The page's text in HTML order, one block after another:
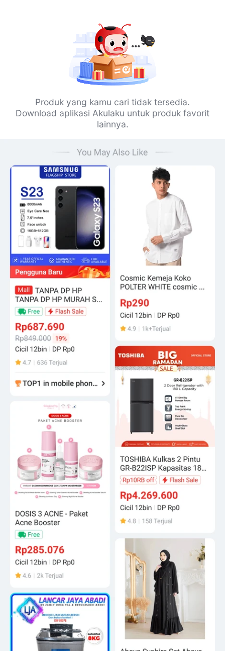
Produk yang kamu cari tidak tersedia.
Download aplikasi Akulaku untuk produk favorit
lainnya.